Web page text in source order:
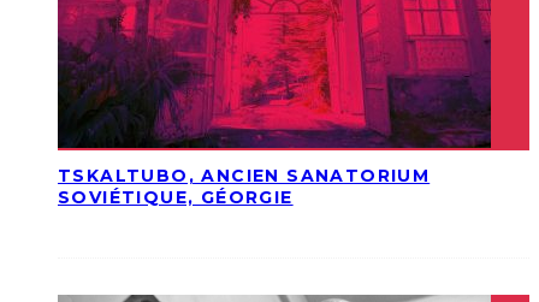
TSKALTUBO, ANCIEN SANATORIUM
SOVIÉTIQUE, GÉORGIE